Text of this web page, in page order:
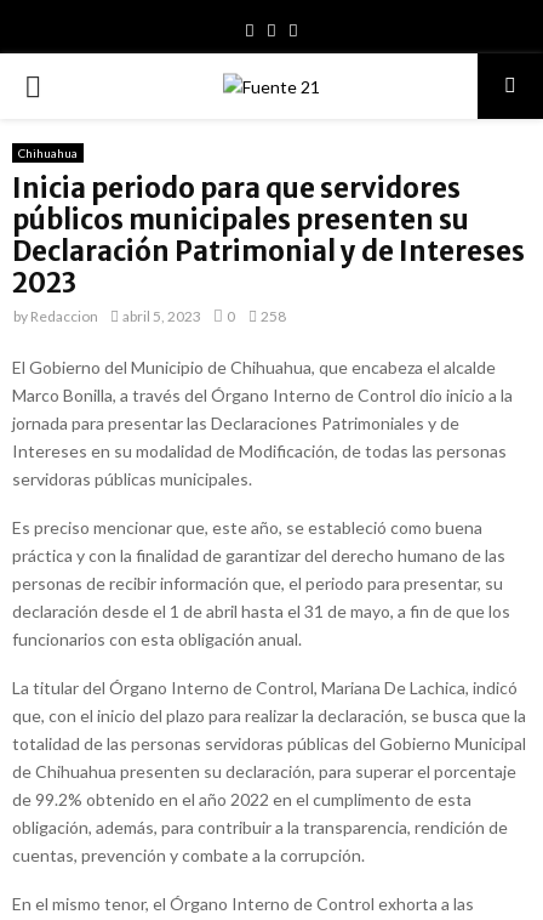
Facebook
Youtube
PRIMARY
MENU
Chihuahua
Inicia periodo para que servidores
públicos municipales presenten su
Declaración Patrimonial y de Intereses
2023
by Redaccion abril 5, 2023 0 258
El Gobierno del Municipio de Chihuahua, que encabeza el alcalde
Marco Bonilla, a través del Órgano Interno de Control dio inicio a la
jornada para presentar las Declaraciones Patrimoniales y de
Intereses en su modalidad de Modificación, de todas las personas
servidoras públicas municipales.
Es preciso mencionar que, este año, se estableció como buena
práctica y con la finalidad de garantizar del derecho humano de las
personas de recibir información que, el periodo para presentar, su
declaración desde el 1 de abril hasta el 31 de mayo, a fin de que los
funcionarios con esta obligación anual.
La titular del Órgano Interno de Control, Mariana De Lachica, indicó
que, con el inicio del plazo para realizar la declaración, se busca que la
totalidad de las personas servidoras públicas del Gobierno Municipal
de Chihuahua presenten su declaración, para superar el porcentaje
de 99.2% obtenido en el año 2022 en el cumplimento de esta
obligación, además, para contribuir a la transparencia, rendición de
cuentas, prevención y combate a la corrupción.
En el mismo tenor, el Órgano Interno de Control exhorta a las